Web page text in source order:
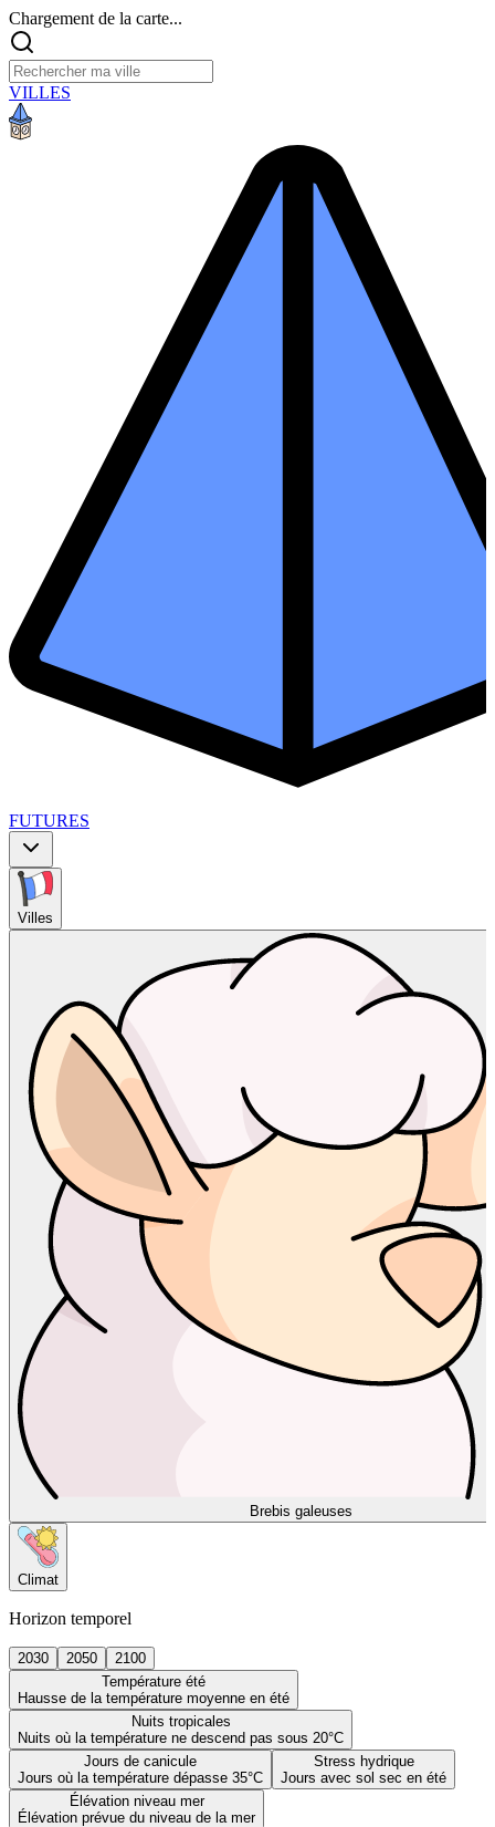
Chargement de la carte...
VILLES
FUTURES
Villes
Brebis galeuses
Climat
Horizon temporel
2030 2050
2100
Température été
Hausse de la température moyenne en été
Nuits tropicales
Nuits où la température ne descend pas sous 20°C
Jours de canicule
Jours où la température dépasse 35°C
Stress hydrique
Jours avec sol sec en été
Élévation niveau mer
Élévation prévue du niveau de la mer